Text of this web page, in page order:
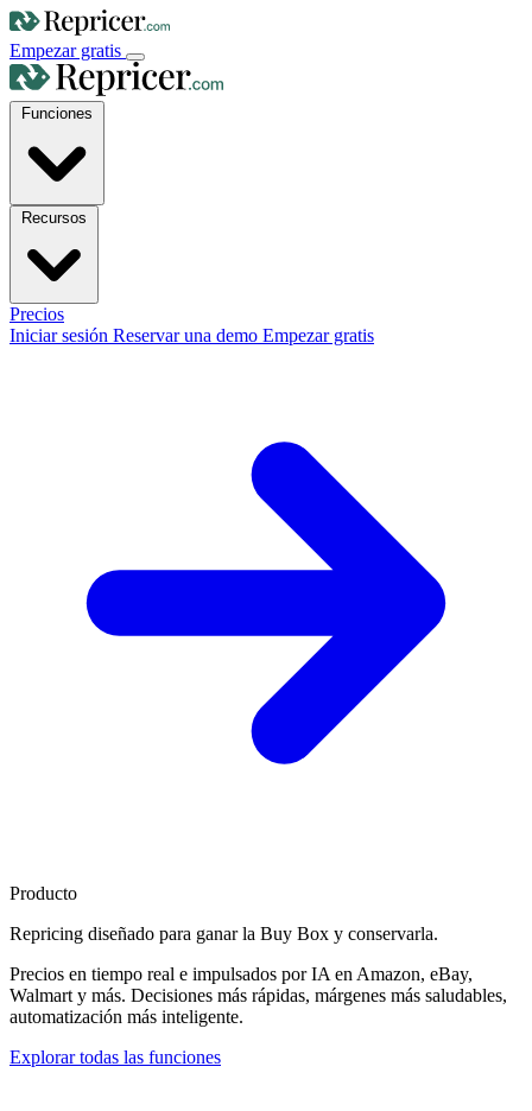
Empezar gratis
Precios
Iniciar sesión Reservar una demo Empezar gratis
Producto
Repricing diseñado para ganar la Buy Box y conservarla.
Precios en tiempo real e impulsados por IA en Amazon, eBay,
Walmart y más. Decisiones más rápidas, márgenes más saludables,
automatización más inteligente.
Explorar todas las funciones